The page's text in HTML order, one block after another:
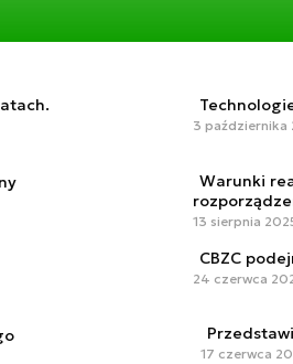
3 października
Warunki
13 sierpnia
CBZC
24 czerwca
17 czerwca